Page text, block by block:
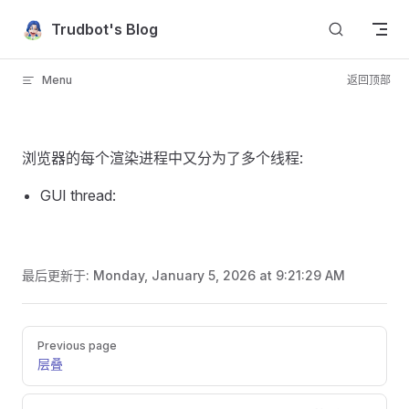
Skip to content
Trudbot's Blog
Menu 返回顶部
浏览器的每个渲染进程中又分为了多个线程:
GUI thread:
最后更新于: Monday, January 5, 2026 at 9:21:29 AM
Pager
Previous page
层叠